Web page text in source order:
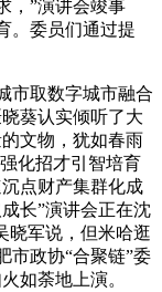
，”演讲会竣事
。委员们通过提
取数字城市融合
葵认实倾听了大
文物，犹如春雨
化招才引智培育
点财产集群化成
长”演讲会正在沈
晓军说，但米哈逛
市政协“合聚链”委
如荼地上演。